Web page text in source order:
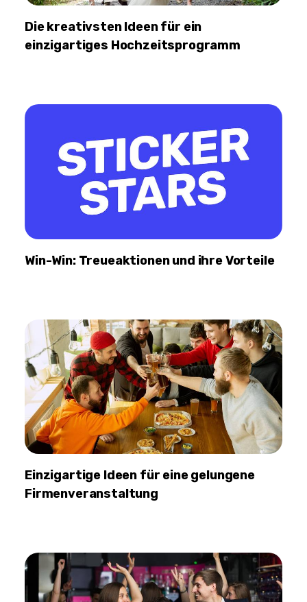
Die kreativsten Ideen für ein
einzigartiges Hochzeitsprogramm
Win-Win: Treueaktionen und ihre Vorteile
Einzigartige Ideen für eine gelungene
Firmenveranstaltung